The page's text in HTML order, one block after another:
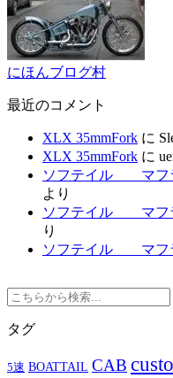
にほんブログ村
最近のコメント
XLX 35mmFork に
XLX 35mmFork に
ソフテイル マフ
より
ソフテイル マフ
り
ソフテイル マフ
タグ
5速 BOATTAIL CAB